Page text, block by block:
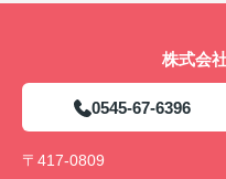
株式会
0545-67-6396
〒417-0809